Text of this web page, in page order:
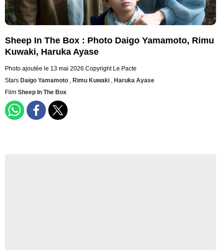
Sheep In The Box : Photo Daigo Yamamoto, Rimu
Kuwaki, Haruka Ayase
Photo ajoutée le 13 mai 2026 Copyright Le Pacte
Stars Daigo Yamamoto , Rimu Kuwaki , Haruka Ayase
Film Sheep In The Box